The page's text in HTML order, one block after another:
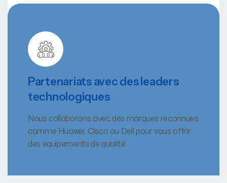
Partenariats avec des leaders
technologiques
Nous collaborons avec des marques reconnues
comme Huawei, Cisco ou Dell pour vous offrir
des équipements de qualité.